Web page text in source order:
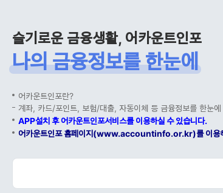
슬기로운 금융생활, 어카운트인포
나의 금융정보를 한눈에
어카운트인포란?
계좌, 카드/포인트, 보험/대출, 자동이체 등 금융정보를 한눈
APP설치 후 어카운트인포서비스를 이용하실 수 있습니다.
어카운트인포 홈페이지(www.accountinfo.or.kr)를 이용하